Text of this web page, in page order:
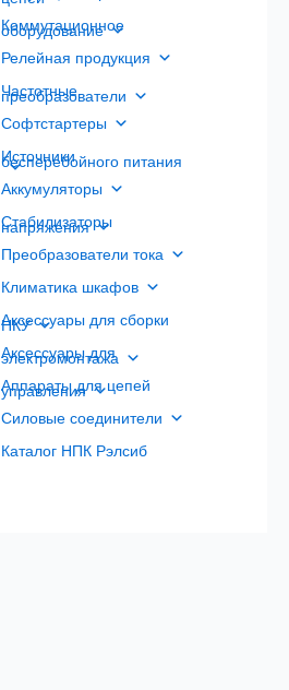
Коммутационное
оборудование
Релейная продукция
Частотные
преобразователи
Софтстартеры
Источники
бесперебойного питания
Аккумуляторы
Стабилизаторы
напряжения
Преобразователи тока
Климатика шкафов
Аксессуары для сборки
НКУ
Аксессуары для
электромонтажа
Аппараты для цепей
управления
Силовые соединители
Каталог НПК Рэлсиб